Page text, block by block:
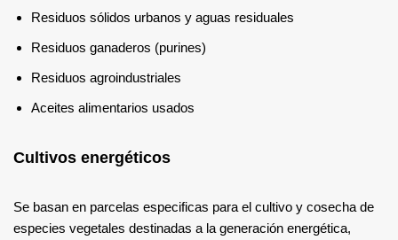
Residuos sólidos urbanos y aguas residuales
Residuos ganaderos (purines)
Residuos agroindustriales
Aceites alimentarios usados
Cultivos energéticos
Se basan en parcelas especificas para el cultivo y cosecha de
especies vegetales destinadas a la generación energética,